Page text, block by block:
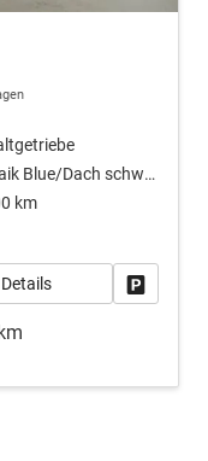
Voltaik Blue/Dach schwarz Metallic ()
km
Details